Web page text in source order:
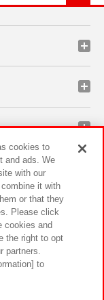
トポリシー
ィ方針と検証結果
cookies to
and ads. We
with our
it with
or that they
Please click
cookies and
the right to opt
partners.
to